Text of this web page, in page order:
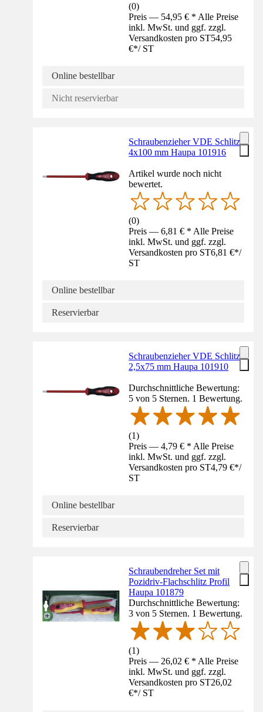
(0)
Preis — 54,95 € * Alle Preise
inkl. MwSt. und ggf. zzgl.
Versandkosten pro ST54,95
€*/ ST
Online bestellbar
Nicht reservierbar
Schraubenzieher VDE Schlitz
4x100 mm Haupa 101916
Artikel wurde noch nicht
bewertet.
(0)
Preis — 6,81 € * Alle Preise
inkl. MwSt. und ggf. zzgl.
Versandkosten pro ST6,81 €*/
ST
Online bestellbar
Reservierbar
Schraubenzieher VDE Schlitz
2,5x75 mm Haupa 101910
Durchschnittliche Bewertung:
5 von 5 Sternen. 1 Bewertung.
(1)
Preis — 4,79 € * Alle Preise
inkl. MwSt. und ggf. zzgl.
Versandkosten pro ST4,79 €*/
ST
Online bestellbar
Reservierbar
Schraubendreher Set mit
Pozidriv-Flachschlitz Profil
Haupa 101879
Durchschnittliche Bewertung:
3 von 5 Sternen. 1 Bewertung.
(1)
Preis — 26,02 € * Alle Preise
inkl. MwSt. und ggf. zzgl.
Versandkosten pro ST26,02
€*/ ST